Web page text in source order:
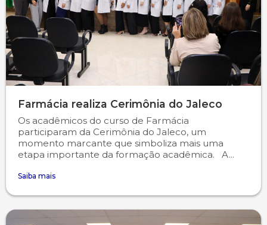
Farmácia realiza Cerimônia do Jaleco
Os acadêmicos do curso de Farmácia
participaram da Cerimônia do Jaleco, um
momento marcante que simboliza mais uma
etapa importante da formação acadêmica. A...
Saiba mais